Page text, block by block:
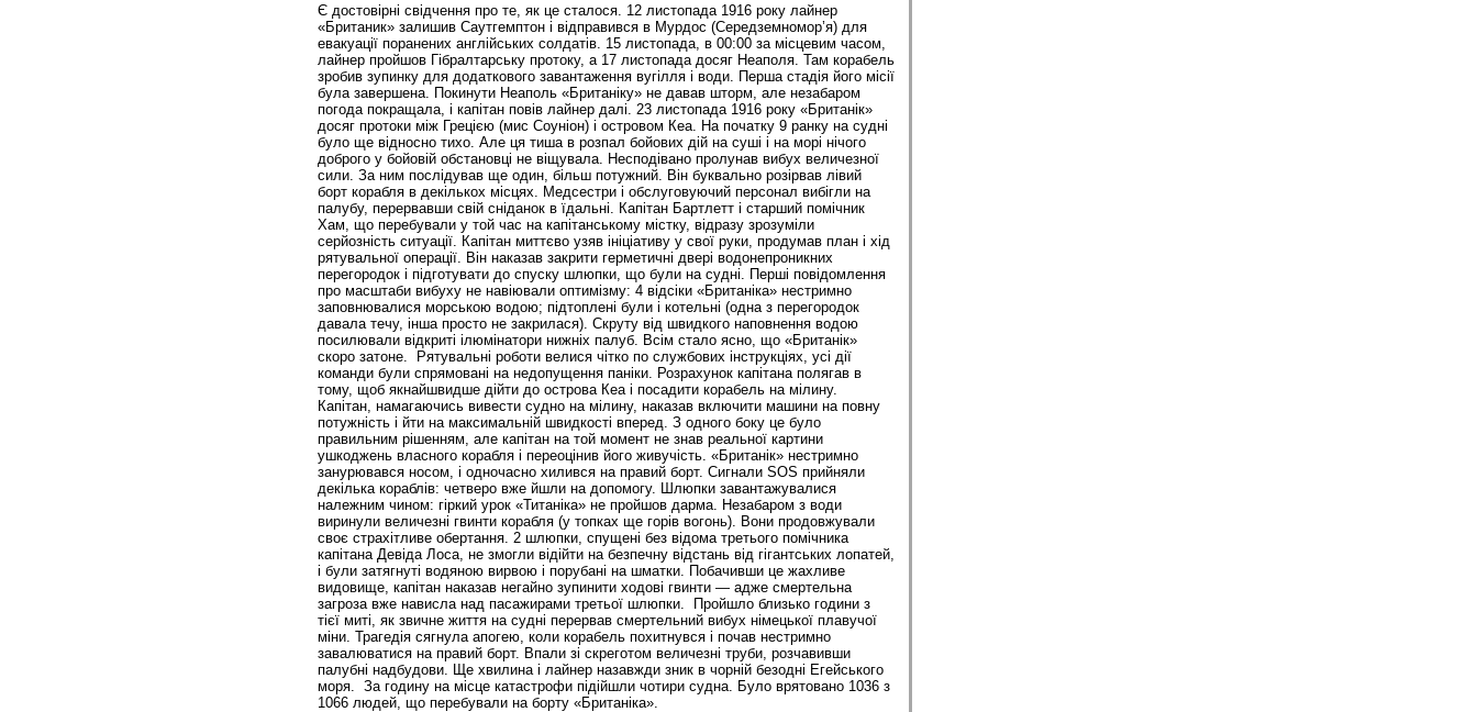
Є достовірні свідчення про те, як це сталося. 12 листопада 1916 року лайнер
«Британик» залишив Саутгемптон і відправився в Мурдос (Середземномор’я) для
евакуації поранених англійських солдатів. 15 листопада, в 00:00 за місцевим часом,
лайнер пройшов Гібралтарську протоку, а 17 листопада досяг Неаполя. Там корабель
зробив зупинку для додаткового завантаження вугілля і води. Перша стадія його місії
була завершена. Покинути Неаполь «Британіку» не давав шторм, але незабаром
погода покращала, і капітан повів лайнер далі. 23 листопада 1916 року «Британік»
досяг протоки між Грецією (мис Соуніон) і островом Кеа. На початку 9 ранку на судні
було ще відносно тихо. Але ця тиша в розпал бойових дій на суші і на морі нічого
доброго у бойовій обстановці не віщувала. Несподівано пролунав вибух величезної
сили. За ним послідував ще один, більш потужний. Він буквально розірвав лівий
борт корабля в декількох місцях. Медсестри і обслуговуючий персонал вибігли на
палубу, перервавши свій сніданок в їдальні. Капітан Бартлетт і старший помічник
Хам, що перебували у той час на капітанському містку, відразу зрозуміли
серйозність ситуації. Капітан миттєво узяв ініціативу у свої руки, продумав план і хід
рятувальної операції. Він наказав закрити герметичні двері водонепроникних
перегородок і підготувати до спуску шлюпки, що були на судні. Перші повідомлення
про масштаби вибуху не навіювали оптимізму: 4 відсіки «Британіка» нестримно
заповнювалися морською водою; підтоплені були і котельні (одна з перегородок
давала течу, інша просто не закрилася). Скруту від швидкого наповнення водою
посилювали відкриті ілюмінатори нижніх палуб. Всім стало ясно, що «Британік»
скоро затоне. Рятувальні роботи велися чітко по службових інструкціях, усі дії
команди були спрямовані на недопущення паніки. Розрахунок капітана полягав в
тому, щоб якнайшвидше дійти до острова Кеа і посадити корабель на мілину.
Капітан, намагаючись вивести судно на мілину, наказав включити машини на повну
потужність і йти на максимальній швидкості вперед. З одного боку це було
правильним рішенням, але капітан на той момент не знав реальної картини
ушкоджень власного корабля і переоцінив його живучість. «Британік» нестримно
занурювався носом, і одночасно хилився на правий борт. Сигнали SOS прийняли
декілька кораблів: четверо вже йшли на допомогу. Шлюпки завантажувалися
належним чином: гіркий урок «Титаніка» не пройшов дарма. Незабаром з води
виринули величезні гвинти корабля (у топках ще горів вогонь). Вони продовжували
своє страхітливе обертання. 2 шлюпки, спущені без відома третього помічника
капітана Девіда Лоса, не змогли відійти на безпечну відстань від гігантських лопатей,
і були затягнуті водяною вирвою і порубані на шматки. Побачивши це жахливе
видовище, капітан наказав негайно зупинити ходові гвинти — адже смертельна
загроза вже нависла над пасажирами третьої шлюпки. Пройшло близько години з
тієї миті, як звичне життя на судні перервав смертельний вибух німецької плавучої
міни. Трагедія сягнула апогею, коли корабель похитнувся і почав нестримно
завалюватися на правий борт. Впали зі скреготом величезні труби, розчавивши
палубні надбудови. Ще хвилина і лайнер назавжди зник в чорній безодні Егейського
моря. За годину на місце катастрофи підійшли чотири судна. Було врятовано 1036 з
1066 людей, що перебували на борту «Британіка».